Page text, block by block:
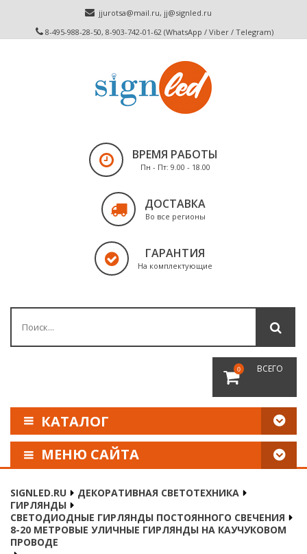
jjurotsa@mail.ru, jj@signled.ru
8-495-988-28-50, 8-903-742-01-62 (WhatsApp / Viber / Telegram)
ВРЕМЯ РАБОТЫ
Пн - Пт: 9.00 - 18.00
ДОСТАВКА
Во все регионы
ГАРАНТИЯ
На комплектующие
0 ВСЕГО
КАТАЛОГ
МЕНЮ САЙТА
ОПЛАТА И ДОСТАВКА
НАШИ РЕКВИЗИТЫ
SIGNLED.RU
ДЕКОРАТИВНАЯ СВЕТОТЕХНИКА
ГИРЛЯНДЫ
СВЕТОДИОДНЫЕ ГИРЛЯНДЫ ПОСТОЯННОГО СВЕЧЕНИЯ
8-20 МЕТРОВЫЕ УЛИЧНЫЕ ГИРЛЯНДЫ НА КАУЧУКОВОМ
ПРОВОДЕ